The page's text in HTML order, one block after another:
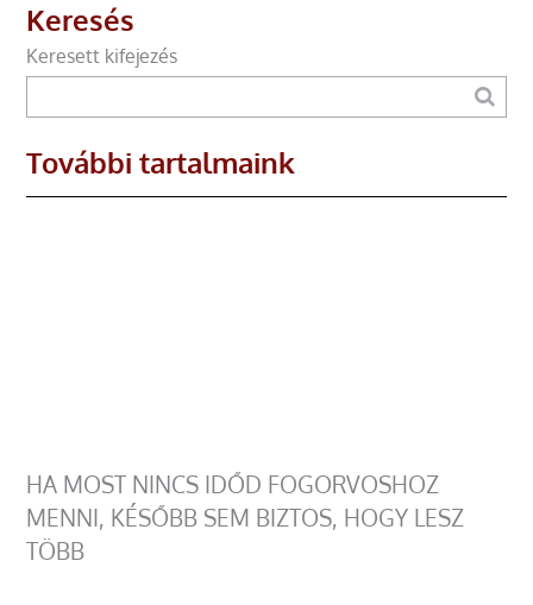
Keresés
Keresett kifejezés
További tartalmaink
HA MOST NINCS IDŐD FOGORVOSHOZ
MENNI, KÉSŐBB SEM BIZTOS, HOGY LESZ
TÖBB